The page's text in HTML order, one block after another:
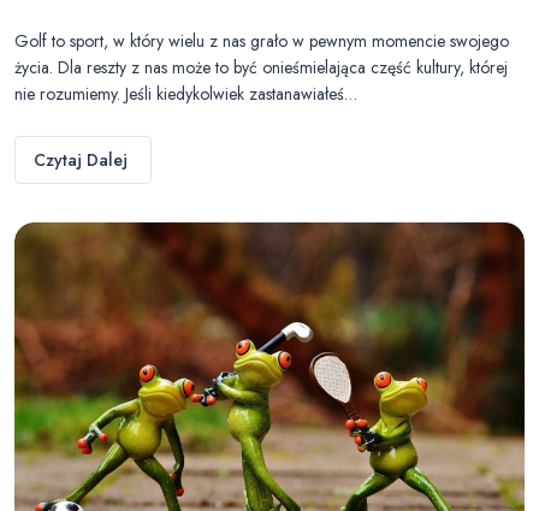
Golf to sport, w który wielu z nas grało w pewnym momencie swojego
życia. Dla reszty z nas może to być onieśmielająca część kultury, której
nie rozumiemy. Jeśli kiedykolwiek zastanawiałeś…
Czytaj Dalej